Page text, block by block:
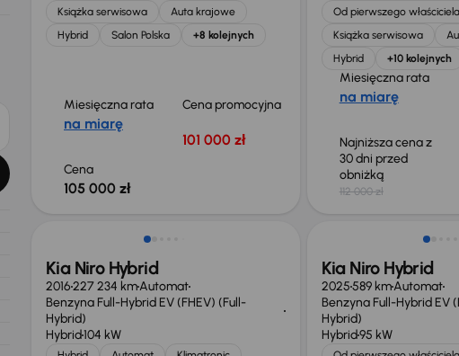
Książka serwisowa
Auta krajowe
Hybrid
Salon Polska +8 kolejnych
Miesięczna rata
na miarę
Cena promocyjna
101 000 zł
Cena
105 000 zł
Od pierwszego właściciela
Książka serwisowa
Hybrid
+10 kolejnych
Miesięczna rata
na miarę
Najniższa cena z
30 dni przed
obniżką
112 000 zł
Kia Niro Hybrid
2016227 234 kmAutomat
Benzyna Full-Hybrid EV (FHEV) (Full-
Hybrid)
Hybrid104 kW
Taniej o 1 500 zł
Kia Niro Hybrid
2025589 kmAutomat
Benzyna Full-Hybrid EV
Hybrid)
Hybrid95 kW